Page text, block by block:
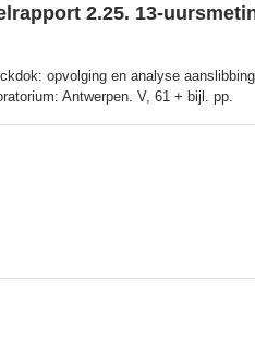
2.25. 13-
opvolging en analyse
Antwerpen. V, 61 + bijl. pp.